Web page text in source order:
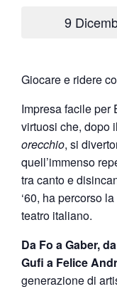
9
Giocare e ridere
Impresa facile per
virtuosi che, dopo
orecchio, si
quell’immenso
tra canto e
‘60, ha percorso
teatro italiano.
Da Fo a Gaber,
Gufi a Felice
generazione di